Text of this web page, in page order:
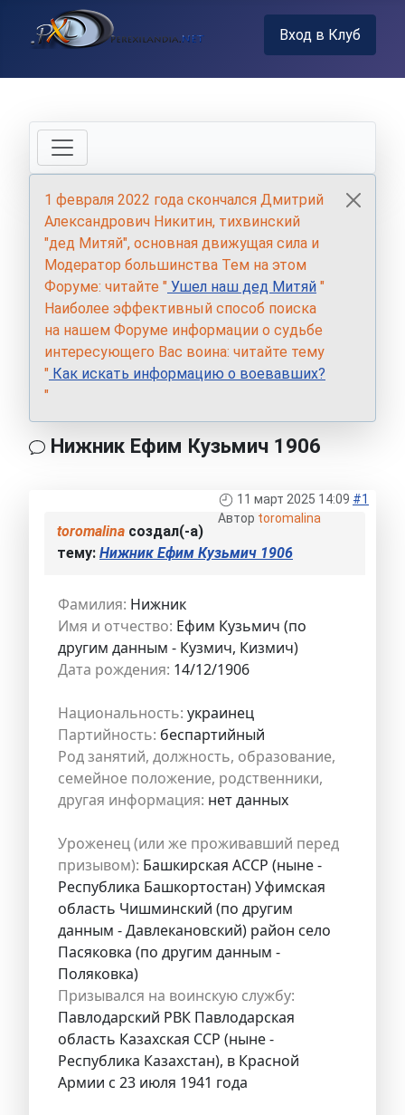
Вход в Клуб
1 февраля 2022 года скончался Дмитрий
Александрович Никитин, тихвинский
"дед Митяй", основная движущая сила и
Модератор большинства Тем на этом
Форуме: читайте " Ушел наш дед Митяй "
Наиболее эффективный способ поиска
на нашем Форуме информации о судьбе
интересующего Вас воина: читайте тему
" Как искать информацию о воевавших?
"
Нижник Ефим Кузьмич 1906
11 март 2025 14:09 #1
Автор toromalina
toromalina создал(-а)
тему: Нижник Ефим Кузьмич 1906
Фамилия: Нижник
Имя и отчество: Ефим Кузьмич (по
другим данным - Кузмич, Кизмич)
Дата рождения: 14/12/1906
Национальность: украинец
Партийность: беспартийный
Род занятий, должность, образование,
семейное положение, родственники,
другая информация: нет данных
Уроженец (или же проживавший перед
призывом): Башкирская АССР (ныне -
Республика Башкортостан) Уфимская
область Чишминский (по другим
данным - Давлекановский) район село
Пасяковка (по другим данным -
Поляковка)
Призывался на воинскую службу:
Павлодарский РВК Павлодарская
область Казахская ССР (ныне -
Республика Казахстан), в Красной
Армии с 23 июля 1941 года